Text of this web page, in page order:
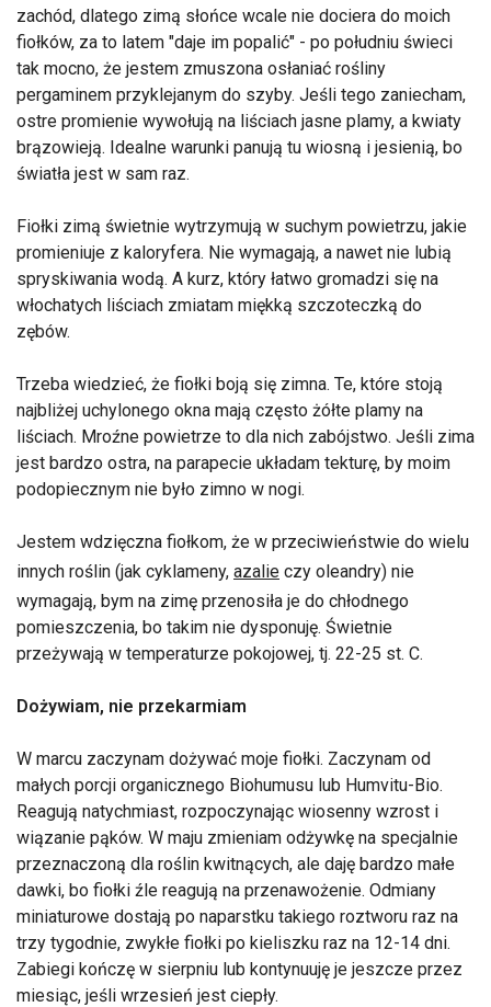
zachód, dlatego zimą słońce wcale nie dociera do moich
fiołków, za to latem "daje im popalić" - po południu świeci
tak mocno, że jestem zmuszona osłaniać rośliny
pergaminem przyklejanym do szyby. Jeśli tego zaniecham,
ostre promienie wywołują na liściach jasne plamy, a kwiaty
brązowieją. Idealne warunki panują tu wiosną i jesienią, bo
światła jest w sam raz.
Fiołki zimą świetnie wytrzymują w suchym powietrzu, jakie
promieniuje z kaloryfera. Nie wymagają, a nawet nie lubią
spryskiwania wodą. A kurz, który łatwo gromadzi się na
włochatych liściach zmiatam miękką szczoteczką do
zębów.
Trzeba wiedzieć, że fiołki boją się zimna. Te, które stoją
najbliżej uchylonego okna mają często żółte plamy na
liściach. Mroźne powietrze to dla nich zabójstwo. Jeśli zima
jest bardzo ostra, na parapecie układam tekturę, by moim
podopiecznym nie było zimno w nogi.
Jestem wdzięczna fiołkom, że w przeciwieństwie do wielu
innych roślin (jak cyklameny, azalie czy oleandry) nie
wymagają, bym na zimę przenosiła je do chłodnego
pomieszczenia, bo takim nie dysponuję. Świetnie
przeżywają w temperaturze pokojowej, tj. 22-25 st. C.
Dożywiam, nie przekarmiam
W marcu zaczynam dożywać moje fiołki. Zaczynam od
małych porcji organicznego Biohumusu lub Humvitu-Bio.
Reagują natychmiast, rozpoczynając wiosenny wzrost i
wiązanie pąków. W maju zmieniam odżywkę na specjalnie
przeznaczoną dla roślin kwitnących, ale daję bardzo małe
dawki, bo fiołki źle reagują na przenawożenie. Odmiany
miniaturowe dostają po naparstku takiego roztworu raz na
trzy tygodnie, zwykłe fiołki po kieliszku raz na 12-14 dni.
Zabiegi kończę w sierpniu lub kontynuuję je jeszcze przez
miesiąc, jeśli wrzesień jest ciepły.